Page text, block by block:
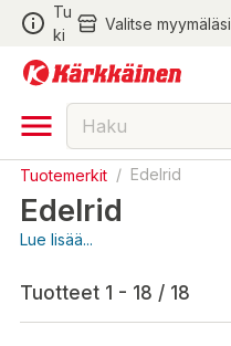
Tu
ki
Valitse myymäläsi
Tuotemerkit / Edelrid
Edelrid
Lue lisää...
Tuotteet 1 - 18 / 18